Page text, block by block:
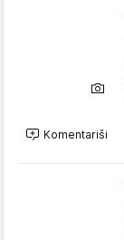
Komentariši